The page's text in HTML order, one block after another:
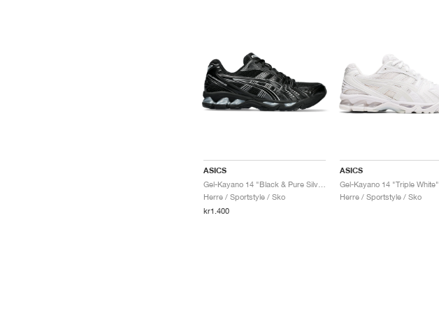
ASICS
Herre / Sportstyle / Sko
kr1.400
ASICS
Gel-Kayano 14 "Triple White"
Herre / Sportstyle / Sko